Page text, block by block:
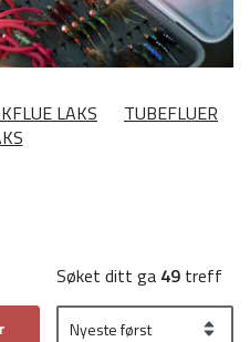
LAKS
TUBEFLUER
Søket ditt ga 49 treff